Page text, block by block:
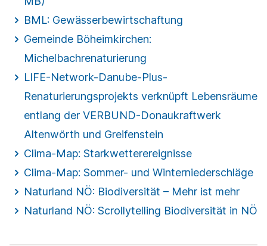
BML: Gewässerbewirtschaftung
Gemeinde Böheimkirchen:
Michelbachrenaturierung
LIFE-Network-Danube-Plus-
Renaturierungsprojekts verknüpft Lebensräume
entlang der VERBUND-Donaukraftwerk
Altenwörth und Greifenstein
Clima-Map: Starkwetterereignisse
Clima-Map: Sommer- und Winterniederschläge
Naturland NÖ: Biodiversität – Mehr ist mehr
Naturland NÖ: Scrollytelling Biodiversität in NÖ